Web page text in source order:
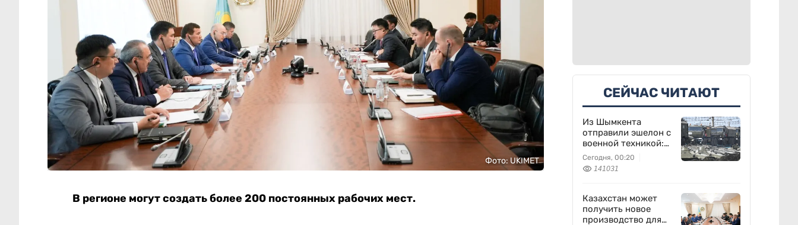
Фото: UKIMET
В регионе могут создать более 200 постоянных рабочих мест.
СЕЙЧАС ЧИТАЮТ
Из Шымкента
отправили эшелон с
военной техникой:
что известно
Сегодня, 00:20
141031
Казахстан может
получить новое
производство для